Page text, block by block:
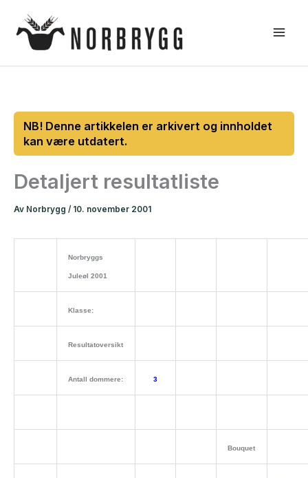
rett
Detaljert resultatliste
Av Norbrygg / 10. november 2001
Norbryggs
Juleøl 2001
Klasse:
Resultatoversikt
Antall dommere: 3
Bouquet